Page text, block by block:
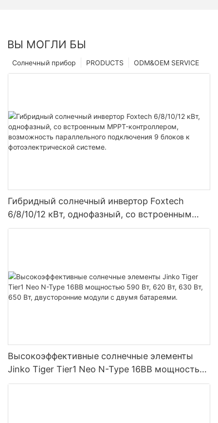
ВЫ МОГЛИ БЫ
ODM&OEM SERVICE
PRODUCTS
Солнечный прибор
Гибридный солнечный инвертор Foxtech
6/8/10/12 кВт, однофазный, со встроенным
MPPT-контроллером, возможность
Высокоэффективные солнечные элементы
Jinko Tiger Tier1 Neo N-Type 16BB мощностью
590 Вт, 620 Вт, 630 Вт, 650 Вт, двусторонние